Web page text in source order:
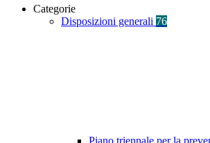
Categorie
Disposizioni generali 76